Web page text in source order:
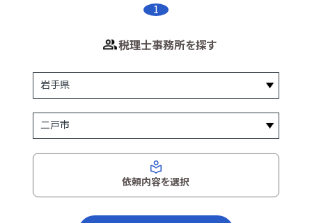
1
税理士事務所を探す
依頼内容を選択